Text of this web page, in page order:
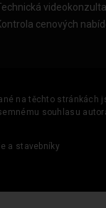
cenových
na těchto
souhlasu
a stavebníky